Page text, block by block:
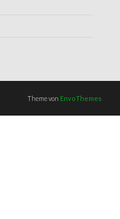
Theme von EnvoThemes